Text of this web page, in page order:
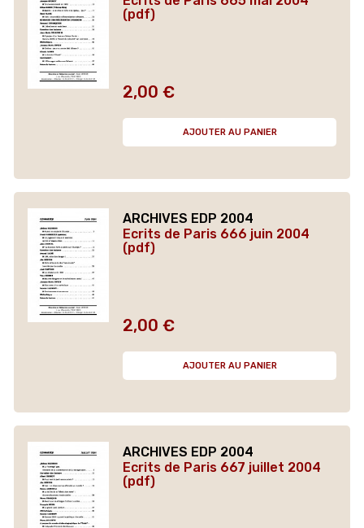
(pdf)
Prix
2,00 €
AJOUTER AU PANIER
ARCHIVES EDP 2004
Ecrits de Paris 666 juin 2004
(pdf)
Prix
2,00 €
AJOUTER AU PANIER
ARCHIVES EDP 2004
Ecrits de Paris 667 juillet 2004
(pdf)